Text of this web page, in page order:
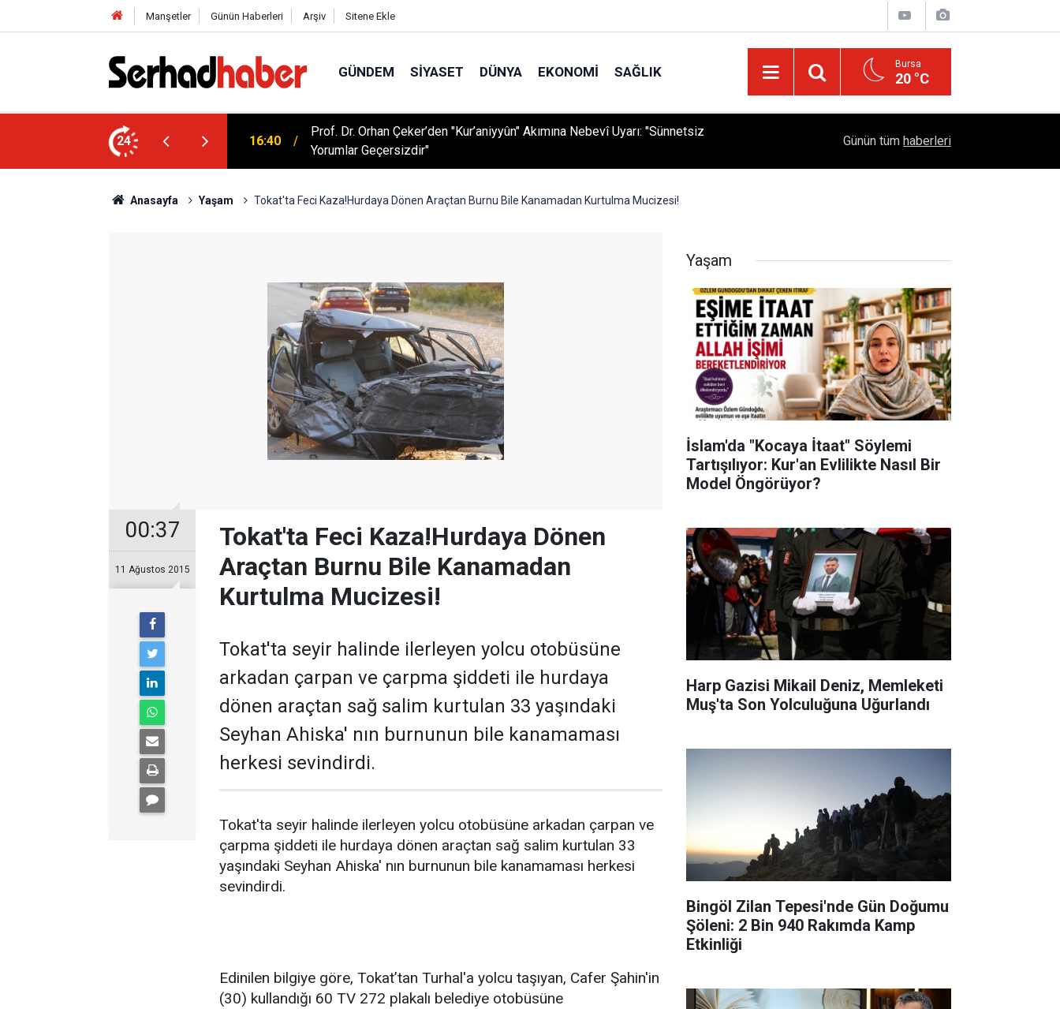
Manşetler Günün Haberleri Arşiv Sitene Ekle
GÜNDEM SIYASET DÜNYA EKONOMI SAĞLIK Bursa
20 °C
24
Kur'an Evlilikte Nasıl Bir Model
16:40
Prof. Dr. Orhan Çeker’den "Kur’aniyyûn" Akımına Nebevî Uyarı: "Sünnetsiz
Yorumlar Geçersizdir"
Sağlıklı Beslenmede Yeni Trend: Düşük
Günün tüm haberleri
Anasayfa Yaşam Tokat'ta Feci Kaza!Hurdaya Dönen Araçtan Burnu Bile Kanamadan Kurtulma Mucizesi!
00:37
11 Ağustos 2015
Tokat'ta Feci Kaza!Hurdaya Dönen
Araçtan Burnu Bile Kanamadan
Kurtulma Mucizesi!
Tokat'ta seyir halinde ilerleyen yolcu otobüsüne
arkadan çarpan ve çarpma şiddeti ile hurdaya
dönen araçtan sağ salim kurtulan 33 yaşındaki
Seyhan Ahiska' nın burnunun bile kanamaması
herkesi sevindirdi.
Tokat'ta seyir halinde ilerleyen yolcu otobüsüne arkadan çarpan ve
çarpma şiddeti ile hurdaya dönen araçtan sağ salim kurtulan 33
yaşındaki Seyhan Ahiska' nın burnunun bile kanamaması herkesi
sevindirdi.
Edinilen bilgiye göre, Tokat’tan Turhal'a yolcu taşıyan, Cafer Şahin'in
(30) kullandığı 60 TV 272 plakalı belediye otobüsüne
Yaşam
İslam'da "Kocaya İtaat" Söylemi
Tartışılıyor: Kur'an Evlilikte Nasıl Bir
Model Öngörüyor?
Harp Gazisi Mikail Deniz, Memleketi
Muş'ta Son Yolculuğuna Uğurlandı
Bingöl Zilan Tepesi'nde Gün Doğumu
Şöleni: 2 Bin 940 Rakımda Kamp
Etkinliği